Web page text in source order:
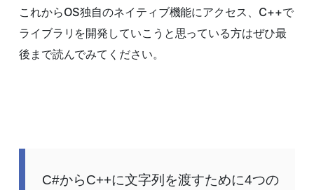
これからOS独自のネイティブ機能にアクセス、C++で
ライブラリを開発していこうと思っている方はぜひ最
後まで読んでみてください。
C#からC++に文字列を渡すために4つの